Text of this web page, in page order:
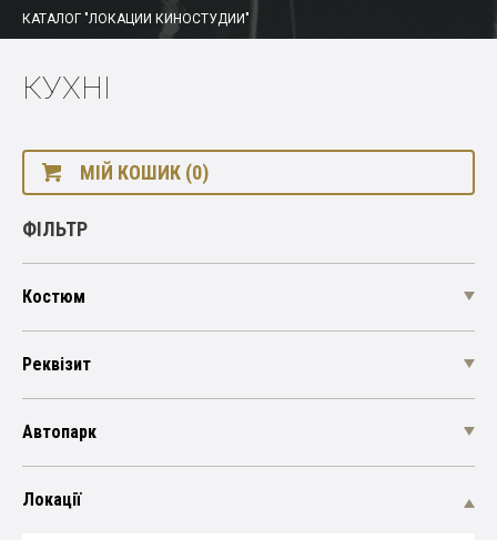
КАТАЛОГ "ЛОКАЦИИ КИНОСТУДИИ"
КУХНІ
МІЙ КОШИК (0)
ФІЛЬТР
Костюм
Реквізит
Автопарк
Локації